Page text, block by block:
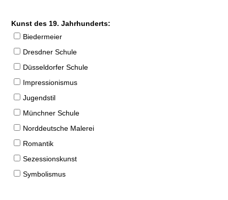
Kunst des 19. Jahrhunderts:
Biedermeier
Dresdner Schule
Düsseldorfer Schule
Impressionismus
Jugendstil
Münchner Schule
Norddeutsche Malerei
Romantik
Sezessionskunst
Symbolismus